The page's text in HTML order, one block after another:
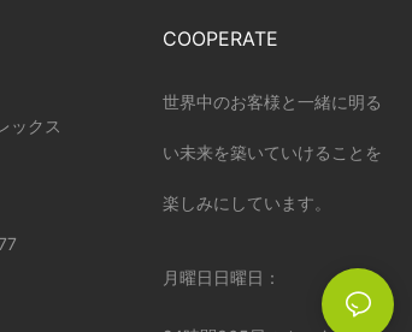
ックス
COOPERATE
世界中のお客様と一緒に明る
い未来を築いていけることを
楽しみにしています。
月曜日日曜日：